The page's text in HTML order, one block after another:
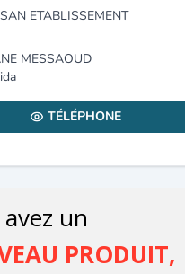
ETABLISSEMENT
MESSAOUD
TÉLÉPHONE